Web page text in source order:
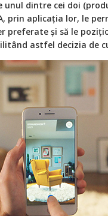
dintre cei doi
prin aplicația lor, le
preferate și să le
astfel decizia de